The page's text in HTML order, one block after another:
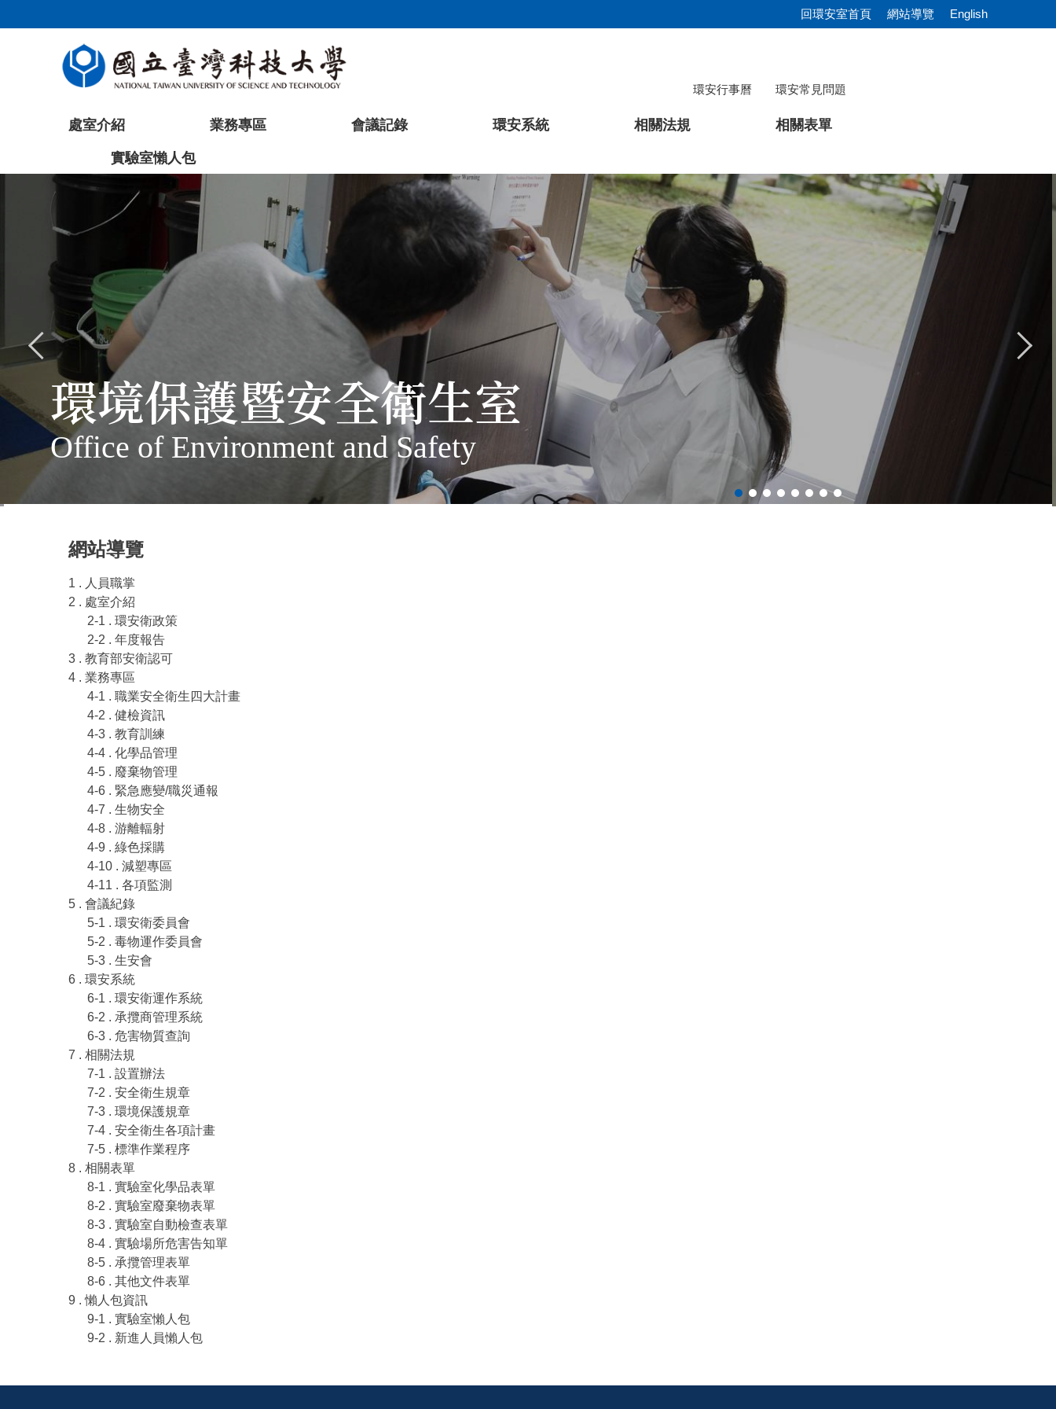
到
回環安室首頁 網站導覽 English
環安行事曆 環安常見問題
處室介紹 業務專區 會議記錄 環安系統 相關法規 相關表單
實驗室懶人包
環境保護暨安全衛生室
Office of Environment and Safety
網站導覽
1 . 人員職掌
2 . 處室介紹
2-1 . 環安衛政策
2-2 . 年度報告
3 . 教育部安衛認可
4 . 業務專區
4-1 . 職業安全衛生四大計畫
4-2 . 健檢資訊
4-3 . 教育訓練
4-4 . 化學品管理
4-5 . 廢棄物管理
4-6 . 緊急應變/職災通報
4-7 . 生物安全
4-8 . 游離輻射
4-9 . 綠色採購
4-10 . 減塑專區
4-11 . 各項監測
5 . 會議紀錄
5-1 . 環安衛委員會
5-2 . 毒物運作委員會
5-3 . 生安會
6 . 環安系統
6-1 . 環安衛運作系統
6-2 . 承攬商管理系統
6-3 . 危害物質查詢
7 . 相關法規
7-1 . 設置辦法
7-2 . 安全衛生規章
7-3 . 環境保護規章
7-4 . 安全衛生各項計畫
7-5 . 標準作業程序
8 . 相關表單
8-1 . 實驗室化學品表單
8-2 . 實驗室廢棄物表單
8-3 . 實驗室自動檢查表單
8-4 . 實驗場所危害告知單
8-5 . 承攬管理表單
8-6 . 其他文件表單
9 . 懶人包資訊
9-1 . 實驗室懶人包
9-2 . 新進人員懶人包